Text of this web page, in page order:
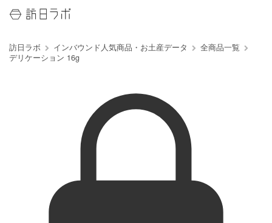
訪日ラボ インバウンド人気商品・お土産データ
全商品一覧
デリケーション 16g